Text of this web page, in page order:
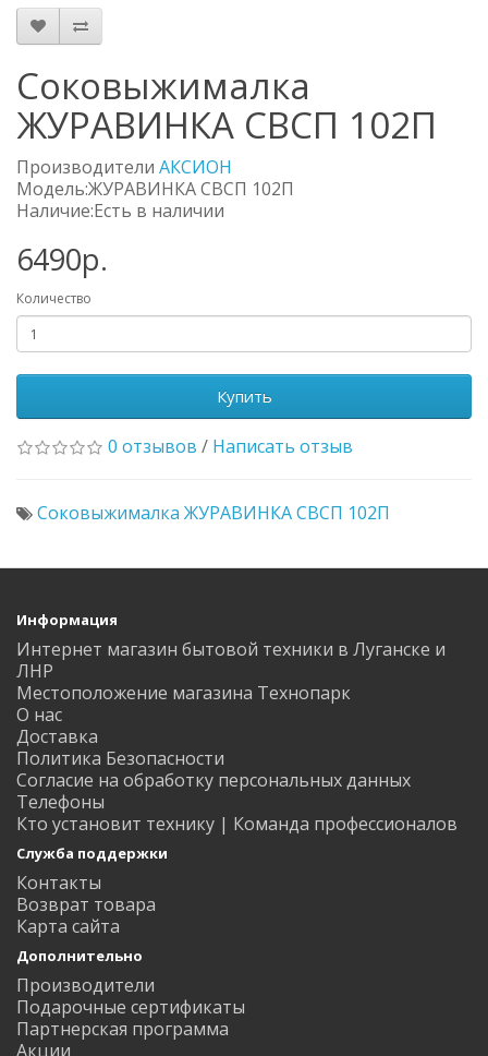
Соковыжималка
ЖУРАВИНКА СВСП 102П
Производители АКСИОН
Модель:ЖУРАВИНКА СВСП 102П
Наличие:Есть в наличии
6490р.
Количество
Купить
0 отзывов / Написать отзыв
Соковыжималка ЖУРАВИНКА СВСП 102П
Информация
Интернет магазин бытовой техники в Луганске и
ЛНР
Местоположение магазина Технопарк
О нас
Доставка
Политика Безопасности
Согласие на обработку персональных данных
Телефоны
Кто установит технику | Команда профессионалов
Служба поддержки
Контакты
Возврат товара
Карта сайта
Дополнительно
Производители
Подарочные сертификаты
Партнерская программа
Акции